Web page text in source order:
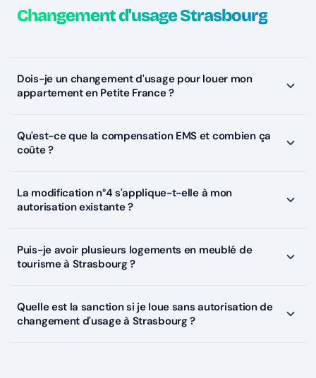
Changement d'usage Strasbourg
Dois-je un changement d'usage pour louer mon
appartement en Petite France ?
Qu'est-ce que la compensation EMS et combien ça
coûte ?
La modification n°4 s'applique-t-elle à mon
autorisation existante ?
Puis-je avoir plusieurs logements en meublé de
tourisme à Strasbourg ?
Quelle est la sanction si je loue sans autorisation de
changement d'usage à Strasbourg ?